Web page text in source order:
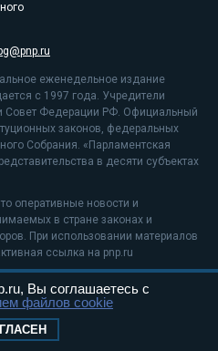
еженедельное издание
с 1997 года. Учредители
Совет Федерации РФ. Официальный
законов, федеральных
Собрания. «Парламентская
в десяти субъектах
оперативные новости и
в стране законах и
При использовании материалов
ссылка на pnp.ru
рекомендательные
данных
Вы соглашаетесь с
файлов cookie